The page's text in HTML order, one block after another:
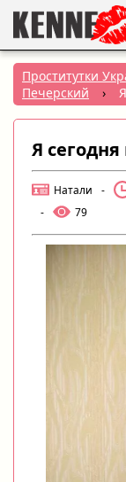
Города:
Проститутки
Печерский
›
Я
Натали -
-
79